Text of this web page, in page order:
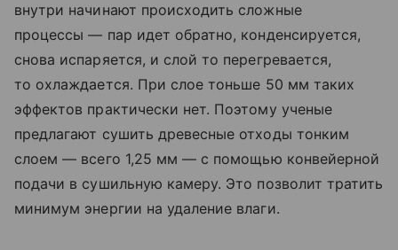
внутри начинают происходить сложные
процессы — пар идет обратно, конденсируется,
снова испаряется, и слой то перегревается,
то охлаждается. При слое тоньше 50 мм таких
эффектов практически нет. Поэтому ученые
предлагают сушить древесные отходы тонким
слоем — всего 1,25 мм — с помощью конвейерной
подачи в сушильную камеру. Это позволит тратить
минимум энергии на удаление влаги.